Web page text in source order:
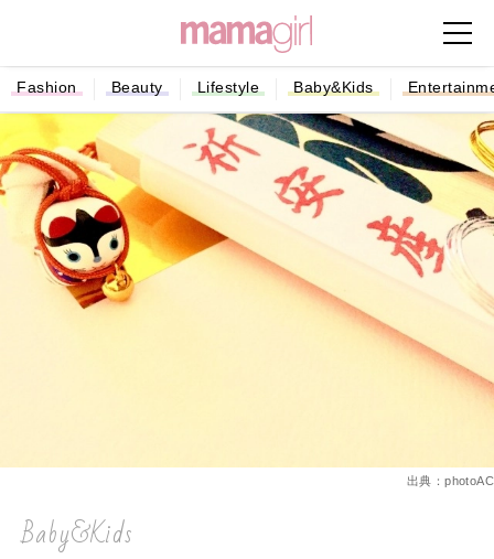
Fashion Beauty Lifestyle Baby&Kids
出典：photoAC
Baby&Kids